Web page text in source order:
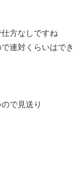
方なしですね
連対くらいはでき
で見送り